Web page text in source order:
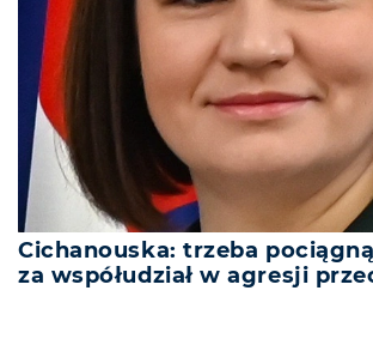
Cichanouska: trzeba
za współudział w agresji